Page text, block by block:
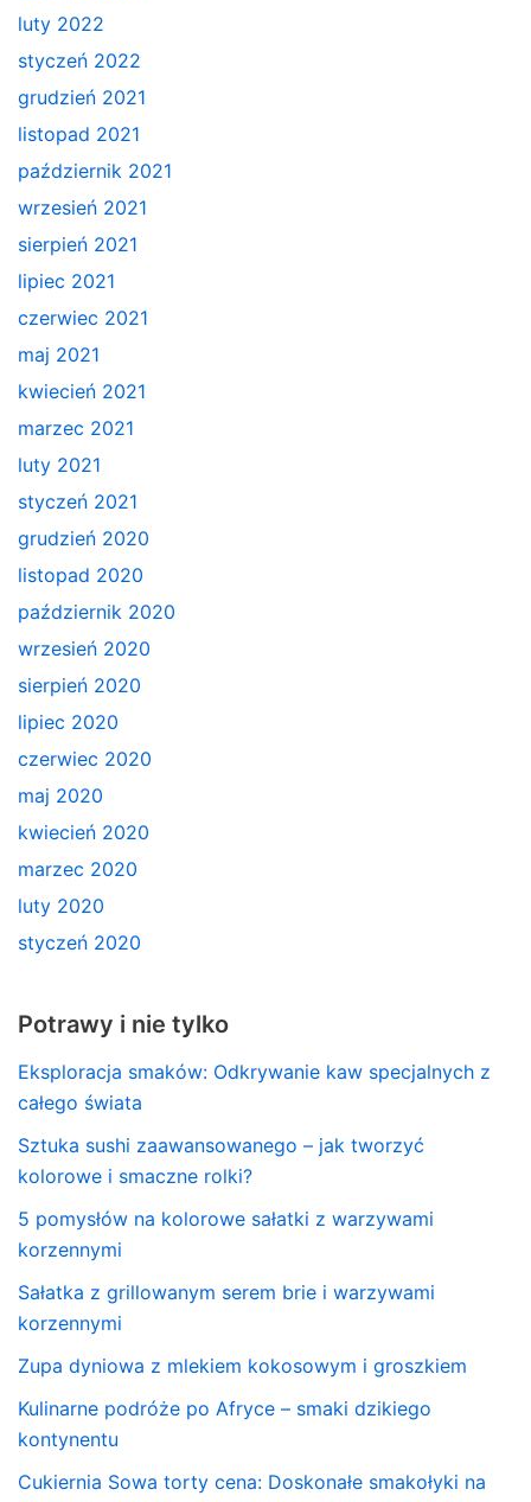
luty 2022
styczeń 2022
grudzień 2021
listopad 2021
październik 2021
wrzesień 2021
sierpień 2021
lipiec 2021
czerwiec 2021
maj 2021
kwiecień 2021
marzec 2021
luty 2021
styczeń 2021
grudzień 2020
listopad 2020
październik 2020
wrzesień 2020
sierpień 2020
lipiec 2020
czerwiec 2020
maj 2020
kwiecień 2020
marzec 2020
luty 2020
styczeń 2020
Potrawy i nie tylko
Eksploracja smaków: Odkrywanie kaw specjalnych z
całego świata
Sztuka sushi zaawansowanego – jak tworzyć
kolorowe i smaczne rolki?
5 pomysłów na kolorowe sałatki z warzywami
korzennymi
Sałatka z grillowanym serem brie i warzywami
korzennymi
Zupa dyniowa z mlekiem kokosowym i groszkiem
Kulinarne podróże po Afryce – smaki dzikiego
kontynentu
Cukiernia Sowa torty cena: Doskonałe smakołyki na